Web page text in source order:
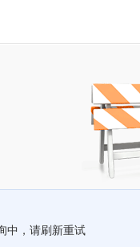
中，请刷新重试